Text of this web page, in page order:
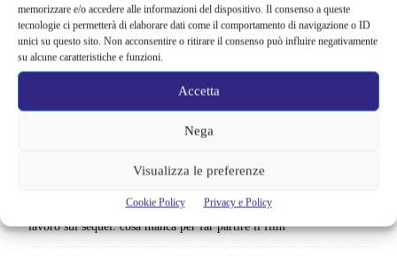
memorizzare e/o accedere alle informazioni del dispositivo. Il consenso a queste
tecnologie ci permetterà di elaborare dati come il comportamento di navigazione o ID
unici su questo sito. Non acconsentire o ritirare il consenso può influire negativamente
su alcune caratteristiche e funzioni.
Accetta
Nega
Visualizza le preferenze
Cookie Policy Privacy e Policy
Ready Player Two torna a dare segnali di vita | Zak Penn conferma il
lavoro sul sequel: cosa manca per far partire il film